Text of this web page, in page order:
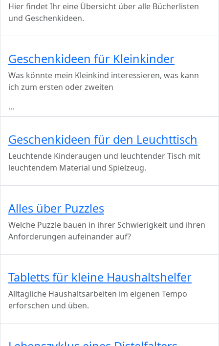
Hier findet Ihr eine Übersicht über alle Bücherlisten
und Geschenkideen.
Geschenkideen für Kleinkinder
Was könnte mein Kleinkind interessieren, was kann
ich zum ersten oder zweiten
...
Geschenkideen für den Leuchttisch
Leuchtende Kinderaugen und leuchtender Tisch mit
leuchtendem Material und Spielzeug.
Alles über Puzzles
Welche Puzzle bauen in ihrer Schwierigkeit und ihren
Anforderungen aufeinander auf?
Tabletts für kleine Haushaltshelfer
Alltägliche Haushaltsarbeiten im eigenen Tempo
erforschen und üben.